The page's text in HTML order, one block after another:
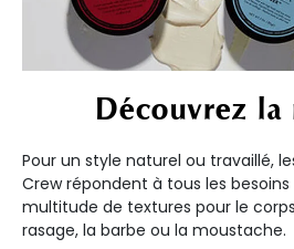
Découvrez la
Pour un style naturel ou travaillé,
Crew répondent à tous les
multitude de textures pour le
rasage, la barbe ou la moustache.